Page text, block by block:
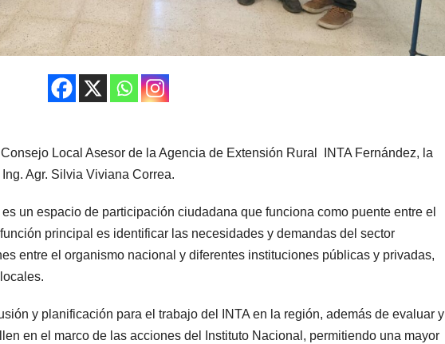
Local Asesor de la Agencia de Extensión Rural INTA Fernández, la
Agr. Silvia Viviana Correa.
un espacio de participación ciudadana que funciona como puente entre el
principal es identificar las necesidades y demandas del sector
entre el organismo nacional y diferentes instituciones públicas y privadas,
y planificación para el trabajo del INTA en la región, además de evaluar y
en el marco de las acciones del Instituto Nacional, permitiendo una mayor